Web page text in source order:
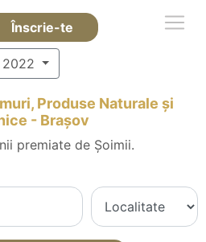
Înscrie-te
2022
Produse Naturale și
- Braşov
premiate de Șoimii.